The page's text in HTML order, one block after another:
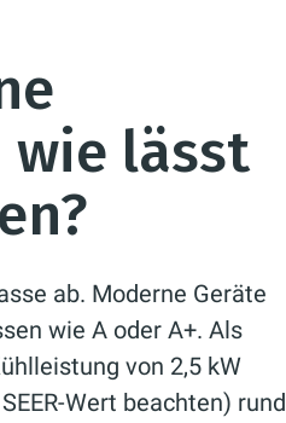
wie lässt
ab. Moderne Geräte
wie A oder A+. Als
von 2,5 kW
Wert beachten) rund